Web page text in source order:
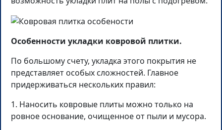
Особенности укладки ковровой плитки.
По большому счету, укладка этого покрытия не
представляет особых сложностей. Главное
придерживаться нескольких правил:
1. Наносить ковровые плиты можно только на
ровное основание, очищенное от пыли и мусора.